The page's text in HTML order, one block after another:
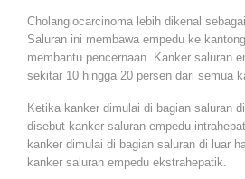
Cholangiocarcinoma lebih dikenal
Saluran ini membawa empedu ke
membantu pencernaan. Kanker saluran
sekitar 10 hingga 20 persen dari semua
Ketika kanker dimulai di bagian saluran
disebut kanker saluran empedu
kanker dimulai di bagian saluran di luar
kanker saluran empedu ekstrahepatik.